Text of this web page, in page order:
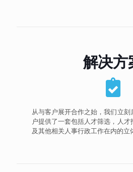
解决方
从与客户展开合作之始，我们立
户提供了一套包括人才筛选，人
及其他相关人事行政工作在内的立